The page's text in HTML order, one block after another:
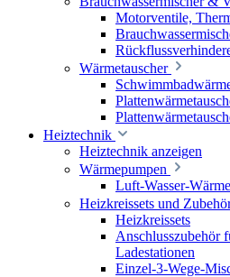
Motorventile,
Wärmetauscher
Heiztechnik
Heiztechnik anzeigen
Wärmepumpen
Luft-Wasser-
Heizkreissets und
Heizkreissets
Anschlusszubehör
Ladestationen
Einzel-3-Wege-